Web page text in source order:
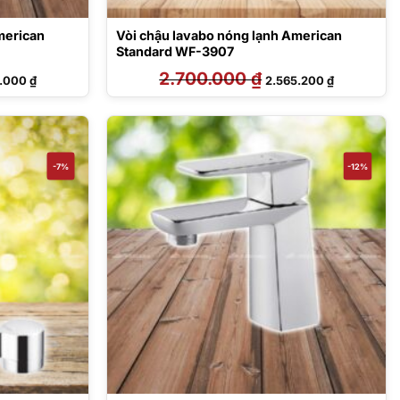
₫Giá
hiện
tại
4.100.000 ₫.
Vòi chậu lavabo nóng lạnh American
Standard WF-3907
2.700.000₫ Giá
gốc
là:
2.565.200₫Giá
hiện
tại
2.565.200
-7% -12%